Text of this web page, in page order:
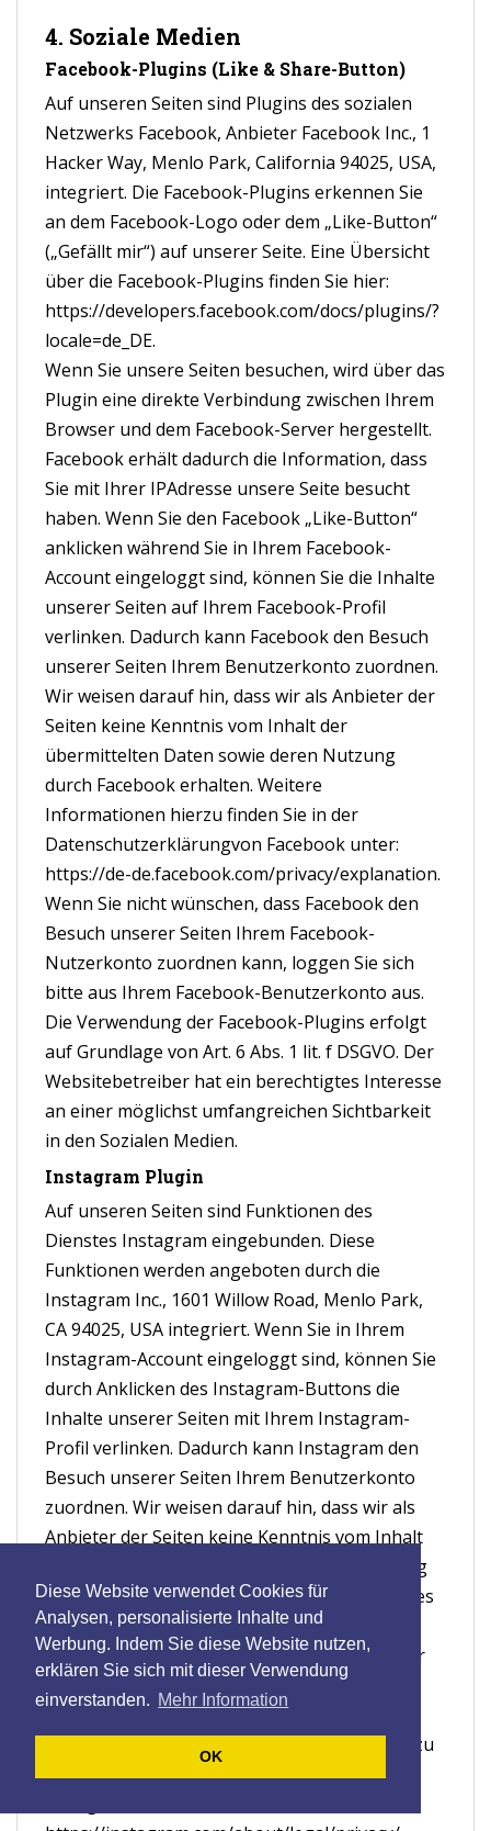
Diese Website verwendet Cookies für
Analysen, personalisierte Inhalte und
Werbung. Indem Sie diese Website nutzen,
erklären Sie sich mit dieser Verwendung
einverstanden. Mehr Information
OK
4. Soziale Medien
Facebook-Plugins (Like & Share-Button)
Auf unseren Seiten sind Plugins des sozialen
Netzwerks Facebook, Anbieter Facebook Inc., 1
Hacker Way, Menlo Park, California 94025, USA,
integriert. Die Facebook-Plugins erkennen Sie
an dem Facebook-Logo oder dem „Like-Button“
(„Gefällt mir“) auf unserer Seite. Eine Übersicht
über die Facebook-Plugins finden Sie hier:
https://developers.facebook.com/docs/plugins/?
locale=de_DE.
Wenn Sie unsere Seiten besuchen, wird über das
Plugin eine direkte Verbindung zwischen Ihrem
Browser und dem Facebook-Server hergestellt.
Facebook erhält dadurch die Information, dass
Sie mit Ihrer IPAdresse unsere Seite besucht
haben. Wenn Sie den Facebook „Like-Button“
anklicken während Sie in Ihrem Facebook-
Account eingeloggt sind, können Sie die Inhalte
unserer Seiten auf Ihrem Facebook-Profil
verlinken. Dadurch kann Facebook den Besuch
unserer Seiten Ihrem Benutzerkonto zuordnen.
Wir weisen darauf hin, dass wir als Anbieter der
Seiten keine Kenntnis vom Inhalt der
übermittelten Daten sowie deren Nutzung
durch Facebook erhalten. Weitere
Informationen hierzu finden Sie in der
Datenschutzerklärungvon Facebook unter:
https://de-de.facebook.com/privacy/explanation.
Wenn Sie nicht wünschen, dass Facebook den
Besuch unserer Seiten Ihrem Facebook-
Nutzerkonto zuordnen kann, loggen Sie sich
bitte aus Ihrem Facebook-Benutzerkonto aus.
Die Verwendung der Facebook-Plugins erfolgt
auf Grundlage von Art. 6 Abs. 1 lit. f DSGVO. Der
Websitebetreiber hat ein berechtigtes Interesse
an einer möglichst umfangreichen Sichtbarkeit
in den Sozialen Medien.
Instagram Plugin
Auf unseren Seiten sind Funktionen des
Dienstes Instagram eingebunden. Diese
Funktionen werden angeboten durch die
Instagram Inc., 1601 Willow Road, Menlo Park,
CA 94025, USA integriert. Wenn Sie in Ihrem
Instagram-Account eingeloggt sind, können Sie
durch Anklicken des Instagram-Buttons die
Inhalte unserer Seiten mit Ihrem Instagram-
Profil verlinken. Dadurch kann Instagram den
Besuch unserer Seiten Ihrem Benutzerkonto
zuordnen. Wir weisen darauf hin, dass wir als
Anbieter der Seiten keine Kenntnis vom Inhalt
der übermittelten Daten sowie deren Nutzung
durch Instagram erhalten. Die Verwendung des
Instagram-Plugins erfolgt auf Grundlage von
Art. 6 Abs. 1 lit. f DSGVO. Der Websitebetreiber
hat ein berechtigtes Interesse an einer
möglichst umfangreichen Sichtbarkeit in den
Sozialen Medien. Weitere Informationen hierzu
finden Sie in der Datenschutzerklärung von